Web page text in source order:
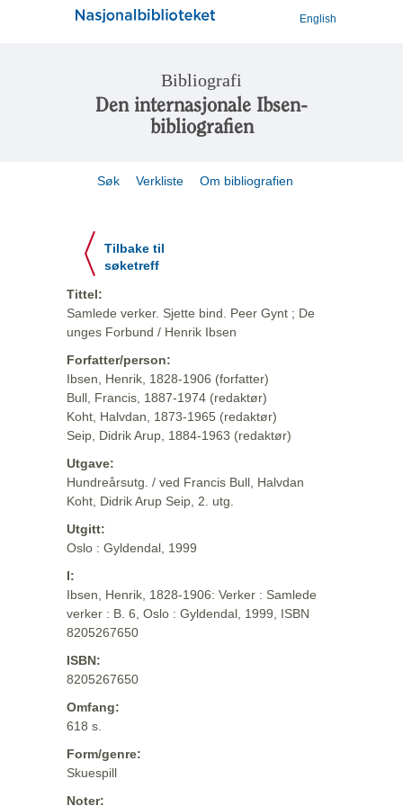
English
Bibliografi
Den internasjonale Ibsen-
bibliografien
Søk Verkliste Om bibliografien
Tilbake til
søketreff
Tittel:
Samlede verker. Sjette bind. Peer Gynt ; De
unges Forbund / Henrik Ibsen
Forfatter/person:
Ibsen, Henrik, 1828-1906 (forfatter)
Bull, Francis, 1887-1974 (redaktør)
Koht, Halvdan, 1873-1965 (redaktør)
Seip, Didrik Arup, 1884-1963 (redaktør)
Utgave:
Hundreårsutg. / ved Francis Bull, Halvdan
Koht, Didrik Arup Seip, 2. utg.
Utgitt:
Oslo : Gyldendal, 1999
I:
Ibsen, Henrik, 1828-1906: Verker : Samlede
verker : B. 6, Oslo : Gyldendal, 1999, ISBN
8205267650
ISBN:
8205267650
Omfang:
618 s.
Form/genre:
Skuespill
Noter: